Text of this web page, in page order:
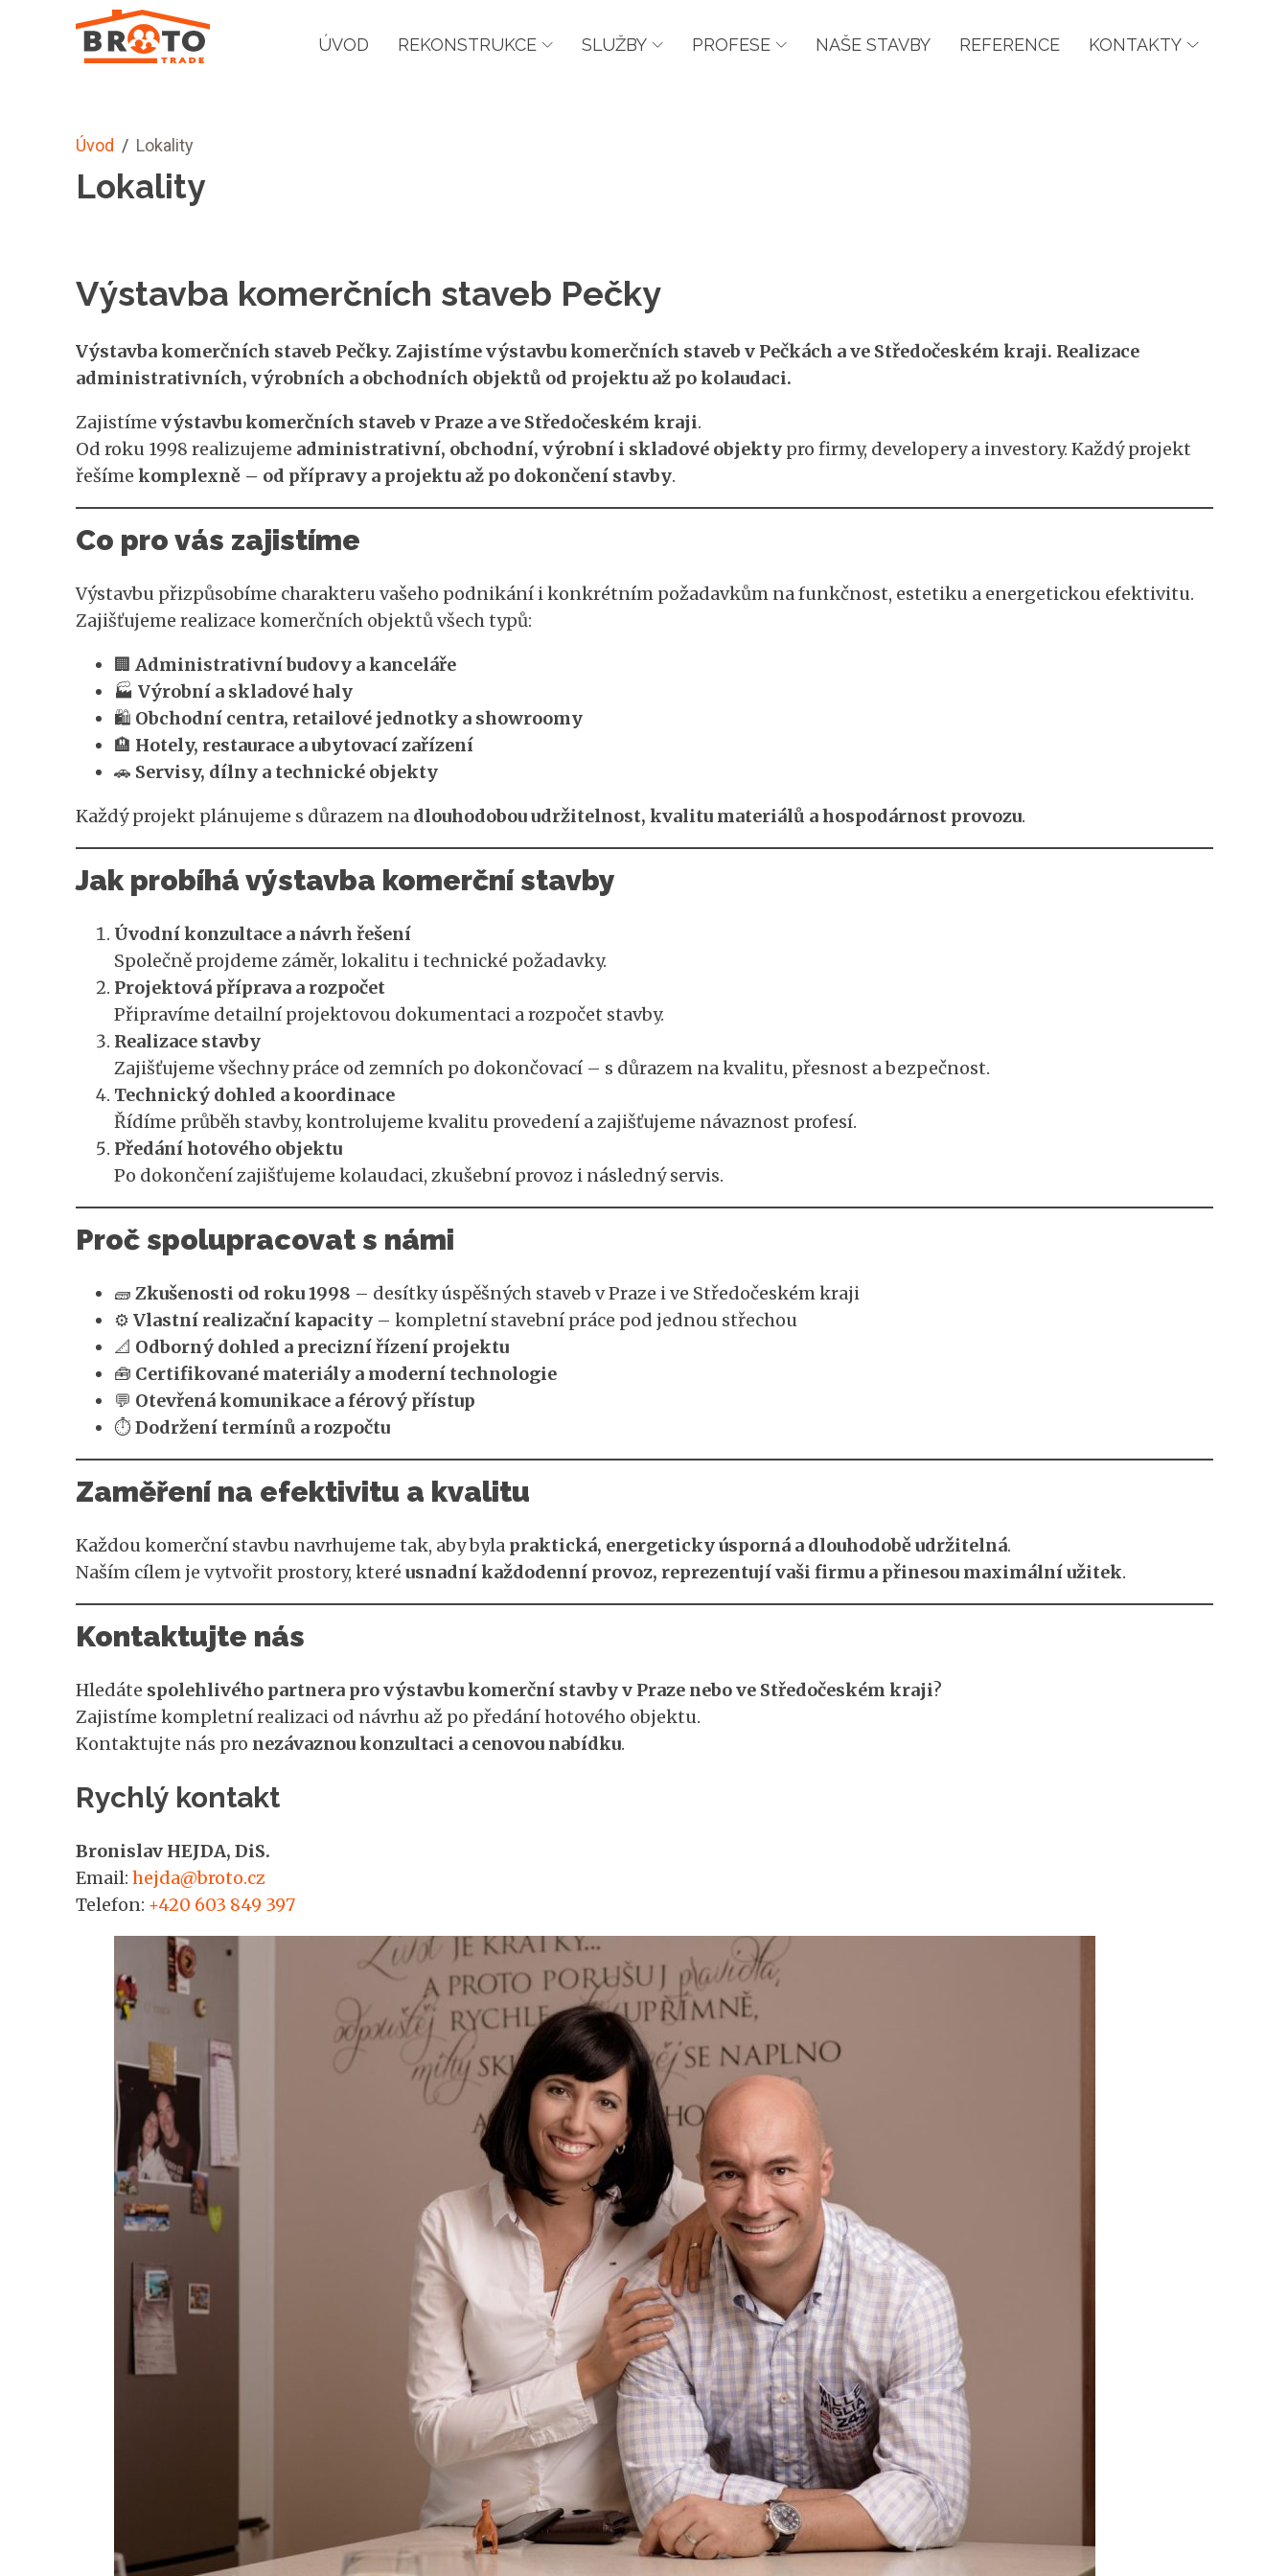
ÚVOD REKONSTRUKCE SLUŽBY PROFESE NAŠE STAVBY REFERENCE KONTAKTY
Úvod / Lokality
Lokality
Výstavba komerčních staveb Pečky
Výstavba komerčních staveb Pečky. Zajistíme výstavbu komerčních staveb v Pečkách a ve Středočeském kraji. Realizace
administrativních, výrobních a obchodních objektů od projektu až po kolaudaci.
Zajistíme výstavbu komerčních staveb v Praze a ve Středočeském kraji.
Od roku 1998 realizujeme administrativní, obchodní, výrobní i skladové objektypro firmy, developery a investory. Každý projekt
řešíme komplexně – od přípravy a projektu až po dokončení stavby.
Co pro vás zajistíme
Výstavbu přizpůsobíme charakteru vašeho podnikání i konkrétním požadavkům na funkčnost, estetiku a energetickou efektivitu.
Zajišťujeme realizace komerčních objektů všech typů:
🏢 Administrativní budovy a kanceláře
🏭 Výrobní a skladové haly
🛍️ Obchodní centra, retailové jednotky a showroomy
🏨 Hotely, restaurace a ubytovací zařízení
🚗 Servisy, dílny a technické objekty
Každý projekt plánujeme s důrazem na dlouhodobou udržitelnost, kvalitu materiálů a hospodárnost provozu.
Jak probíhá výstavba komerční stavby
Úvodní konzultace a návrh řešení
Společně projdeme záměr, lokalitu i technické požadavky.
Projektová příprava a rozpočet
Připravíme detailní projektovou dokumentaci a rozpočet stavby.
Realizace stavby
Zajišťujeme všechny práce od zemních po dokončovací – s důrazem na kvalitu, přesnost a bezpečnost.
Technický dohled a koordinace
Řídíme průběh stavby, kontrolujeme kvalitu provedení a zajišťujeme návaznost profesí.
Předání hotového objektu
Po dokončení zajišťujeme kolaudaci, zkušební provoz i následný servis.
Proč spolupracovat s námi
🧱 Zkušenosti od roku 1998 – desítky úspěšných staveb v Praze i ve Středočeském kraji
⚙️ Vlastní realizační kapacity– kompletní stavební práce pod jednou střechou
📐 Odborný dohled a precizní řízení projektu
🧰 Certifikované materiály a moderní technologie
💬 Otevřená komunikace a férový přístup
⏱️Dodržení termínů a rozpočtu
Zaměření na efektivitu a kvalitu
Každou komerční stavbu navrhujeme tak, aby byla praktická, energeticky úsporná a dlouhodobě udržitelná.
Naším cílem je vytvořit prostory, které usnadní každodenní provoz, reprezentují vaši firmu a přinesou maximální užitek.
Kontaktujte nás
Hledáte spolehlivého partnera pro výstavbu komerční stavby v Praze nebo ve Středočeském kraji?
Zajistíme kompletní realizaci od návrhu až po předání hotového objektu.
Kontaktujte nás pro nezávaznou konzultaci a cenovou nabídku.
Rychlý kontakt
Bronislav HEJDA, DiS.
Email: hejda@broto.cz
Telefon: +420 603 849 397